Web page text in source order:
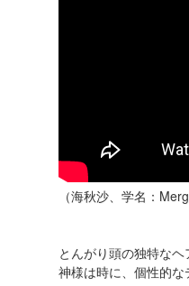
（海秋沙、学名：
とんがり頭の独特な
神様は時に、個性的な